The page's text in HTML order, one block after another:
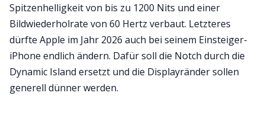
Spitzenhelligkeit von bis zu 1200 Nits und einer
Bildwiederholrate von 60 Hertz verbaut. Letzteres
dürfte Apple im Jahr 2026 auch bei seinem Einsteiger-
iPhone endlich ändern. Dafür soll die Notch durch die
Dynamic Island ersetzt und die Displayränder sollen
generell dünner werden.